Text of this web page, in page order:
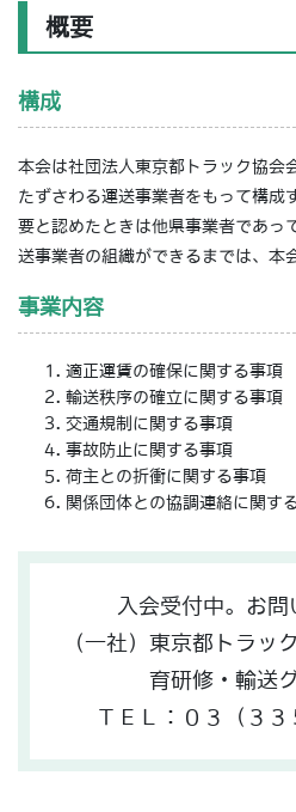
概要
構成
本会は社団法人東京都トラック協会
たずさわる運送事業者をもって構成
要と認めたときは他県事業者であっ
送事業者の組織ができるまでは、本
事業内容
適正運賃の確保に関する事項
輸送秩序の確立に関する事項
交通規制に関する事項
事故防止に関する事項
荷主との折衝に関する事項
関係団体との協調連絡に関す
入会受付中。お問
（一社）東京都トラ
育研修・輸送
ＴＥＬ：０３（３３